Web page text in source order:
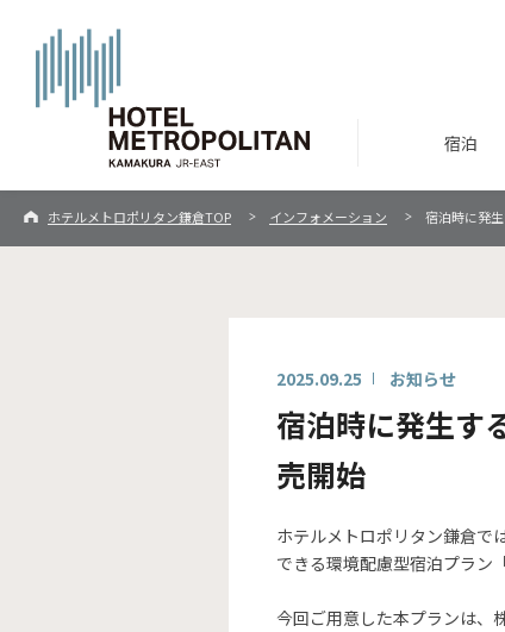
宿泊
ホテルメトロポリタン鎌倉TOP インフォメーション 宿泊時に発
2025.09.25 お知らせ
宿泊時に発生す
売開始
ホテルメトロポリタン鎌倉で
できる環境配慮型宿泊プラン
今回ご用意した本プランは、